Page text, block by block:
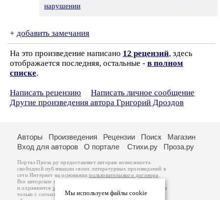
нарушении
+ добавить замечания
На это произведение написано 12 рецензий, здесь
отображается последняя, остальные - в полном
списке.
Написать рецензию
Написать личное сообщение
Другие произведения автора Григорий Дроздов
Мы используем файлы cookie
Авторы Произведения Рецензии Поиск
Магазин
Вход для авторов
О портале Стихи.ру Проза.ру
Портал Проза.ру предоставляет авторам возможность
свободной публикации своих литературных произведений в
сети Интернет на основаниипользовательского договора
Все авторские права на произведения принадлежат авторам
и охраняются законом
. Перепечатка произведений возможна
только с согласия его автора, к которому вы можете